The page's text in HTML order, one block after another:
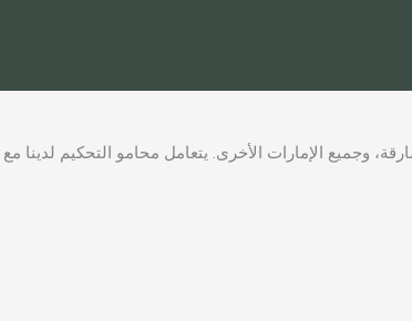
وجميع الإمارات الأخرى. يتعامل محامو التحكيم لدينا مع